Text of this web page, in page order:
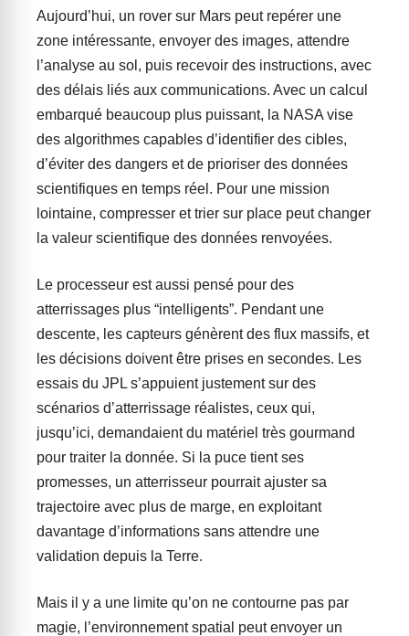
Aujourd’hui, un rover sur Mars peut repérer une
zone intéressante, envoyer des images, attendre
l’analyse au sol, puis recevoir des instructions, avec
des délais liés aux communications. Avec un calcul
embarqué beaucoup plus puissant, la NASA vise
des algorithmes capables d’identifier des cibles,
d’éviter des dangers et de prioriser des données
scientifiques en temps réel. Pour une mission
lointaine, compresser et trier sur place peut changer
la valeur scientifique des données renvoyées.
Le processeur est aussi pensé pour des
atterrissages plus “intelligents”. Pendant une
descente, les capteurs génèrent des flux massifs, et
les décisions doivent être prises en secondes. Les
essais du JPL s’appuient justement sur des
scénarios d’atterrissage réalistes, ceux qui,
jusqu’ici, demandaient du matériel très gourmand
pour traiter la donnée. Si la puce tient ses
promesses, un atterrisseur pourrait ajuster sa
trajectoire avec plus de marge, en exploitant
davantage d’informations sans attendre une
validation depuis la Terre.
Mais il y a une limite qu’on ne contourne pas par
magie, l’environnement spatial peut envoyer un